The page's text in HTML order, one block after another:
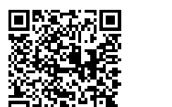
湖北省住建厅机